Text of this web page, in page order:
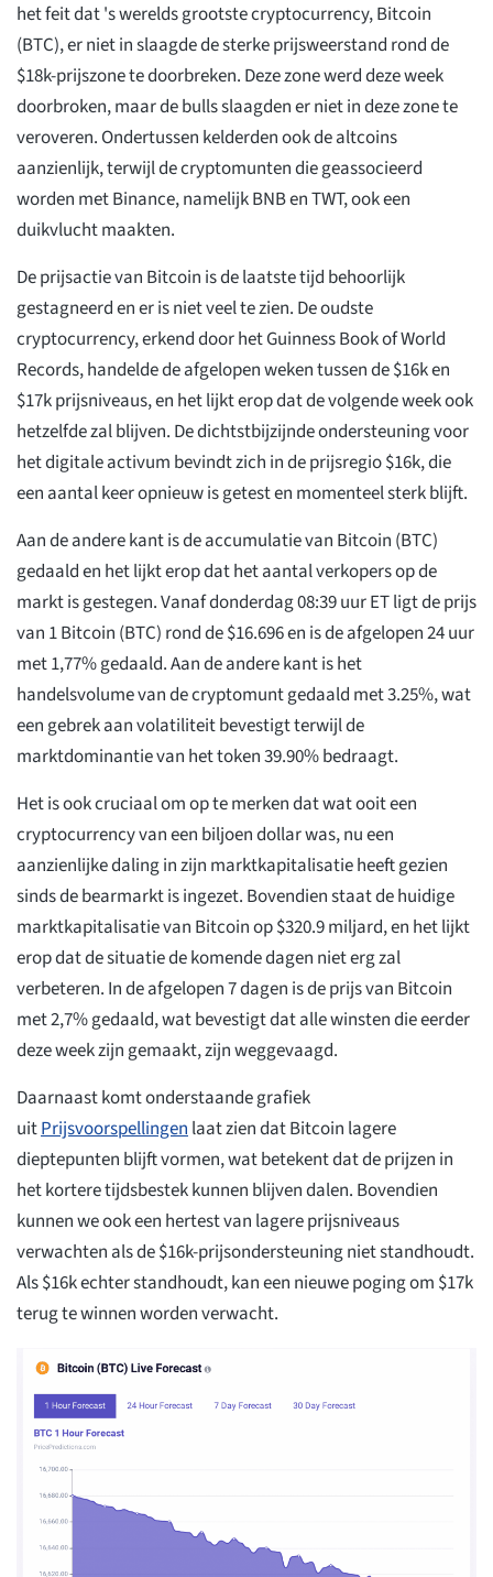
het feit dat 's werelds grootste cryptocurrency, Bitcoin
(BTC), er niet in slaagde de sterke prijsweerstand rond de
$18k-prijszone te doorbreken. Deze zone werd deze week
doorbroken, maar de bulls slaagden er niet in deze zone te
veroveren. Ondertussen kelderden ook de altcoins
aanzienlijk, terwijl de cryptomunten die geassocieerd
worden met Binance, namelijk BNB en TWT, ook een
duikvlucht maakten.
De prijsactie van Bitcoin is de laatste tijd behoorlijk
gestagneerd en er is niet veel te zien. De oudste
cryptocurrency, erkend door het Guinness Book of World
Records, handelde de afgelopen weken tussen de $16k en
$17k prijsniveaus, en het lijkt erop dat de volgende week ook
hetzelfde zal blijven. De dichtstbijzijnde ondersteuning voor
het digitale activum bevindt zich in de prijsregio $16k, die
een aantal keer opnieuw is getest en momenteel sterk blijft.
Aan de andere kant is de accumulatie van Bitcoin (BTC)
gedaald en het lijkt erop dat het aantal verkopers op de
markt is gestegen. Vanaf donderdag 08:39 uur ET ligt de prijs
van 1 Bitcoin (BTC) rond de $16.696 en is de afgelopen 24 uur
met 1,77% gedaald. Aan de andere kant is het
handelsvolume van de cryptomunt gedaald met 3.25%, wat
een gebrek aan volatiliteit bevestigt terwijl de
marktdominantie van het token 39.90% bedraagt.
Het is ook cruciaal om op te merken dat wat ooit een
cryptocurrency van een biljoen dollar was, nu een
aanzienlijke daling in zijn marktkapitalisatie heeft gezien
sinds de bearmarkt is ingezet. Bovendien staat de huidige
marktkapitalisatie van Bitcoin op $320.9 miljard, en het lijkt
erop dat de situatie de komende dagen niet erg zal
verbeteren. In de afgelopen 7 dagen is de prijs van Bitcoin
met 2,7% gedaald, wat bevestigt dat alle winsten die eerder
deze week zijn gemaakt, zijn weggevaagd.
Daarnaast komt onderstaande grafiek
uitPrijsvoorspellingenlaat zien dat Bitcoin lagere
dieptepunten blijft vormen, wat betekent dat de prijzen in
het kortere tijdsbestek kunnen blijven dalen. Bovendien
kunnen we ook een hertest van lagere prijsniveaus
verwachten als de $16k-prijsondersteuning niet standhoudt.
Als $16k echter standhoudt, kan een nieuwe poging om $17k
terug te winnen worden verwacht.